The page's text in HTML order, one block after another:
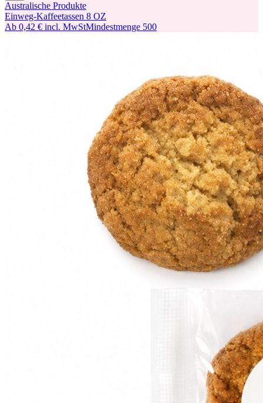
Australische Produkte
Einweg-Kaffeetassen 8 OZ
Ab 0,42 € incl. MwStMindestmenge 500